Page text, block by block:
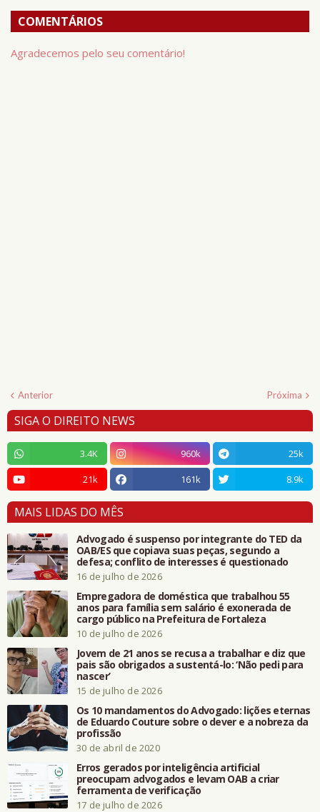
COMENTÁRIOS
Agradecemos pelo seu comentário!
Anterior Próxima
SIGA O DIREITO NEWS
3.4K 960k
25k
21k
161k 8.9k
MAIS LIDAS DO MÊS
Advogado é suspenso por integrante do TED da
OAB/ES que copiava suas peças, segundo a
defesa; conflito de interesses é questionado
16 de julho de 2026
Empregadora de doméstica que trabalhou 55
anos para família sem salário é exonerada de
cargo público na Prefeitura de Fortaleza
10 de julho de 2026
Jovem de 21 anos se recusa a trabalhar e diz que
pais são obrigados a sustentá-lo: ‘Não pedi para
nascer’
15 de julho de 2026
Os 10 mandamentos do Advogado: lições eternas
de Eduardo Couture sobre o dever e a nobreza da
profissão
30 de abril de 2020
Erros gerados por inteligência artificial
preocupam advogados e levam OAB a criar
ferramenta de verificação
17 de julho de 2026